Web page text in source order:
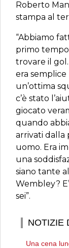
Roberto
stampa al
“Abbiamo
primo
trovare il
era
un’ottima
c’è stato
giocato
quando
arrivati dalla
uomo. Era
una
siano tante
Wembley?
sei”.
NOTIZIE
Una cena